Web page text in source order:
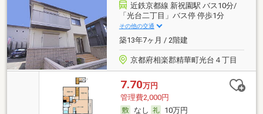
近鉄京都線 新祝園駅 バス10分/
「光台二丁目」バス停 停歩1分
その他の交通
築13年7ヶ月 / 2階建
京都府相楽郡精華町光台４丁目
7.70万円
管理費2,000円
なし
10万円